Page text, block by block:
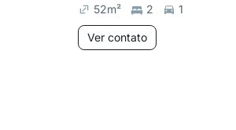
52m² 2 1
Ver contato